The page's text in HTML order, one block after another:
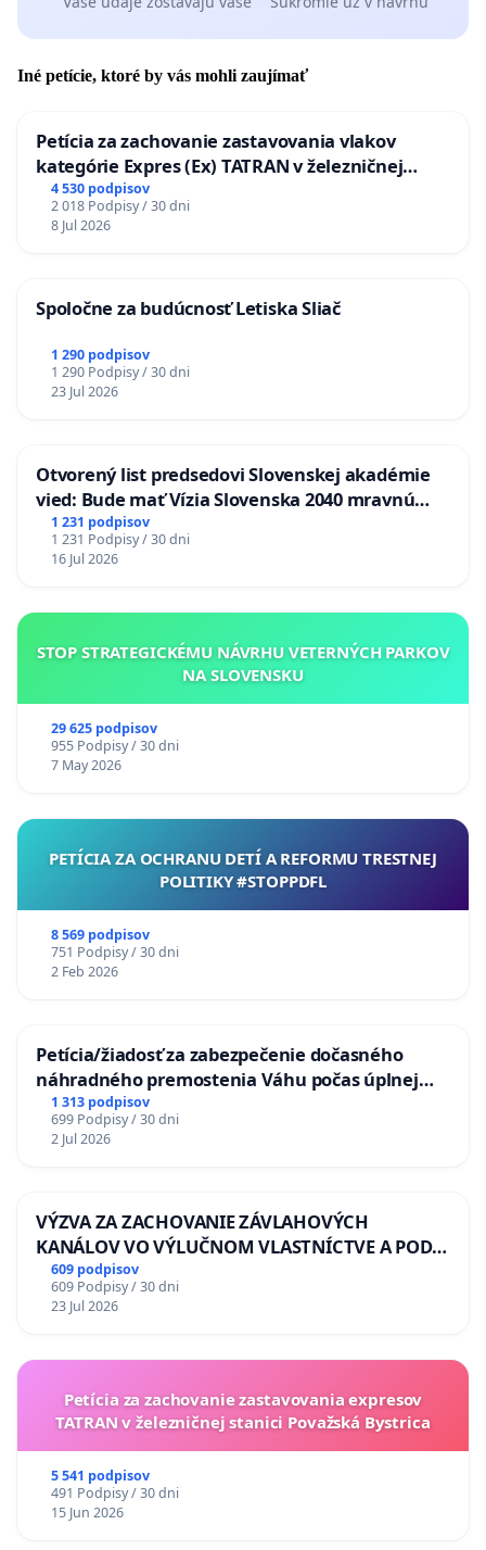
Iné petície, ktoré by vás mohli zaujímať
Petícia za zachovanie zastavovania vlakov
kategórie Expres (Ex) TATRAN v železničnej
stanici Púchov
4 530 podpisov
2 018 Podpisy / 30 dni
8 Jul 2026
Spoločne za budúcnosť Letiska Sliač
1 290 podpisov
1 290 Podpisy / 30 dni
23 Jul 2026
Otvorený list predsedovi Slovenskej akadémie
vied: Bude mať Vízia Slovenska 2040 mravnú
chrbticu?
1 231 podpisov
1 231 Podpisy / 30 dni
16 Jul 2026
STOP STRATEGICKÉMU NÁVRHU VETERNÝCH PARKOV
NA SLOVENSKU
29 625 podpisov
955 Podpisy / 30 dni
7 May 2026
PETÍCIA ZA OCHRANU DETÍ A REFORMU TRESTNEJ
POLITIKY #STOPPDFL
8 569 podpisov
751 Podpisy / 30 dni
2 Feb 2026
Petícia/žiadosť za zabezpečenie dočasného
náhradného premostenia Váhu počas úplnej
uzávery Vážskeho mosta v Komárne
1 313 podpisov
699 Podpisy / 30 dni
2 Jul 2026
VÝZVA ZA ZACHOVANIE ZÁVLAHOVÝCH
KANÁLOV VO VÝLUČNOM VLASTNÍCTVE A POD
KONTROLOU SLOVENSKEJ REPUBLIKY & žiadosť
na riešenie zanedbaného stavu závlahových a
odvodňovacích kanálov na Slovensku
609 podpisov
609 Podpisy / 30 dni
23 Jul 2026
Petícia za zachovanie zastavovania expresov
TATRAN v železničnej stanici Považská Bystrica
5 541 podpisov
491 Podpisy / 30 dni
15 Jun 2026